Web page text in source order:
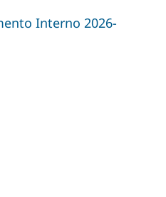
Interno 2026-